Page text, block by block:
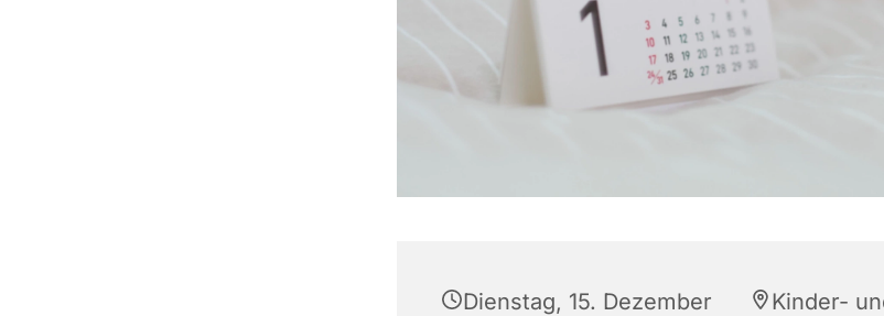
Dienstag, 15. Dezember
Kinder-